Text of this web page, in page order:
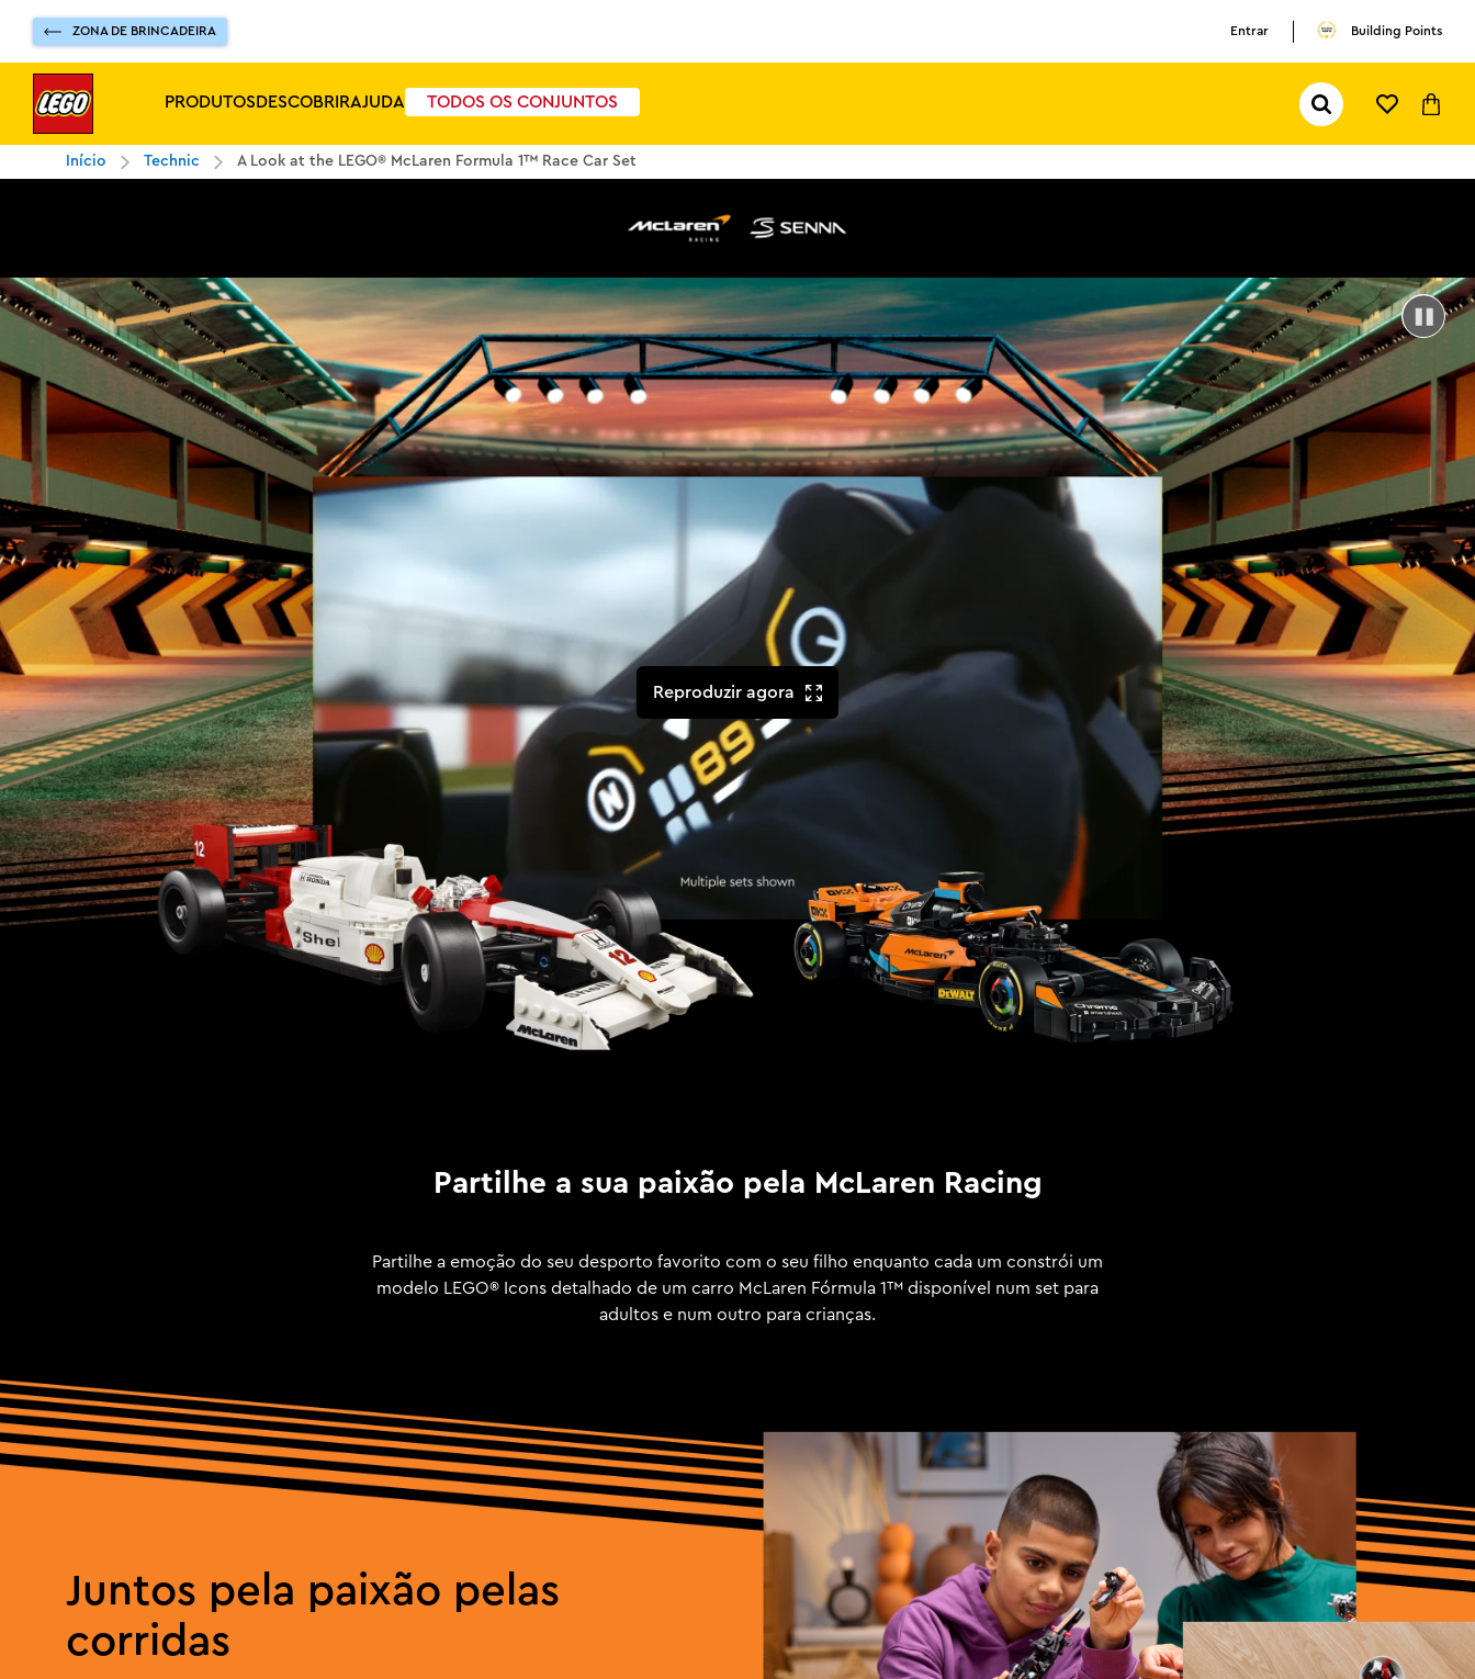
ZONA DE BRINCADEIRA Entrar Building Points
PRODUTOSDESCOBRIRAJUDA TODOS OS CONJUNTOS
Pesquisar...
Início Technic A Look at the LEGO® McLaren Formula 1™ Race Car Set
Reproduzir agora
Partilhe a sua paixão pela McLaren Racing
Partilhe a emoção do seu desporto favorito com o seu filho enquanto cada um constrói um
modelo LEGO® Icons detalhado de um carro McLaren Fórmula 1™ disponível num set para
adultos e num outro para crianças.
Juntos pela paixão pelas
corridas
TERMOS MAIS BUSCADOS
1º
olivia rodrigo